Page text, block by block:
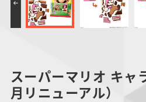
スーパーマリオ キャ
月リニューアル）